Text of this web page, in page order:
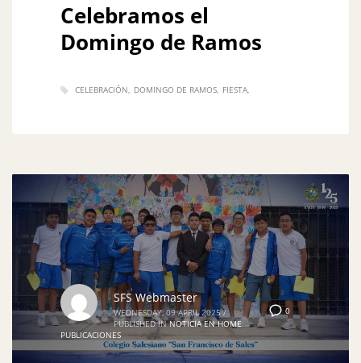
Celebramos el
Domingo de Ramos
CELEBRACIÓN DOMINGO DE RAMOS FIESTA
0
SFS Webmaster
WEDNESDAY, 09 APRIL 2025 /
PUBLISHED IN NOTICIA EN HOME,
PUBLICACIONES